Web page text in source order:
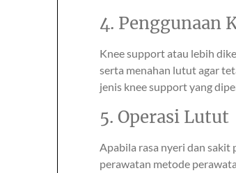
4. Penggunaan
Knee support atau lebih
serta menahan lutut agar
jenis knee support yang
5. Operasi Lutut
Apabila rasa nyeri dan sakit
perawatan metode